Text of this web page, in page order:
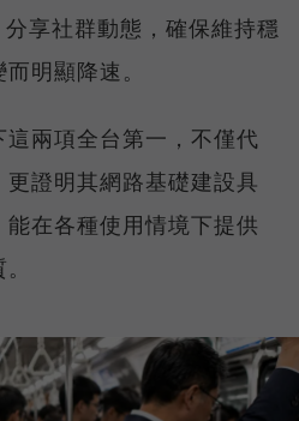
享社群動態，確保維持穩
明顯降速。
兩項全台第一，不僅代
證明其網路基礎建設具
在各種使用情境下提供